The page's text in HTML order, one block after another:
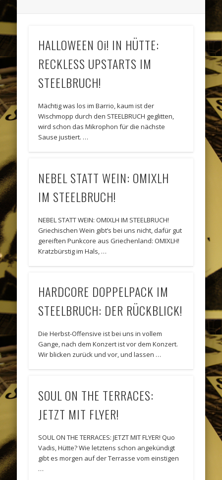
HALLOWEEN Oi! IN HÜTTE:
RECKLESS UPSTARTS IM
STEELBRUCH!
Mächtig was los im Barrio, kaum ist der
Wischmopp durch den STEELBRUCH geglitten,
wird schon das Mikrophon für die nächste
Sause justiert. …
NEBEL STATT WEIN: OMIXLH
IM STEELBRUCH!
NEBEL STATT WEIN: OMIXLH IM STEELBRUCH!
Griechischen Wein gibt’s bei uns nicht, dafür gut
gereiften Punkcore aus Griechenland: OMIXLH!
Kratzbürstig im Hals, …
HARDCORE DOPPELPACK IM
STEELBRUCH: DER RÜCKBLICK!
Die Herbst-Offensive ist bei uns in vollem
Gange, nach dem Konzert ist vor dem Konzert.
Wir blicken zurück und vor, und lassen …
SOUL ON THE TERRACES:
JETZT MIT FLYER!
SOUL ON THE TERRACES: JETZT MIT FLYER! Quo
Vadis, Hütte? Wie letztens schon angekündigt
gibt es morgen auf der Terrasse vom einstigen
…